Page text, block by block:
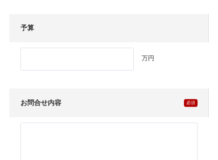
予算
万円
お問合せ内容